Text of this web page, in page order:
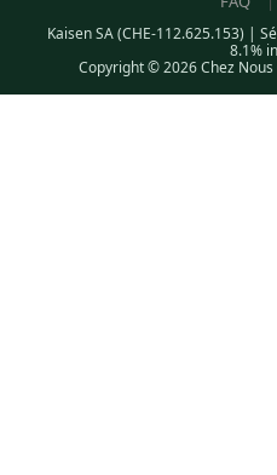
Kaisen SA (CHE-112.625.153) |
8.1%
Copyright © 2026 Chez